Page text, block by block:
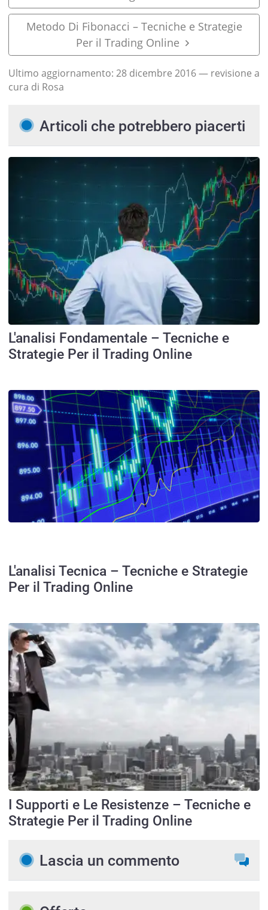
Metodo Di Fibonacci – Tecniche e Strategie
Per il Trading Online
Ultimo aggiornamento: 28 dicembre 2016— revisione a
cura di Rosa
Articoli che potrebbero piacerti
L'analisi Fondamentale – Tecniche e
Strategie Per il Trading Online
L'analisi Tecnica – Tecniche e Strategie
Per il Trading Online
I Supporti e Le Resistenze – Tecniche e
Strategie Per il Trading Online
Lascia un commento